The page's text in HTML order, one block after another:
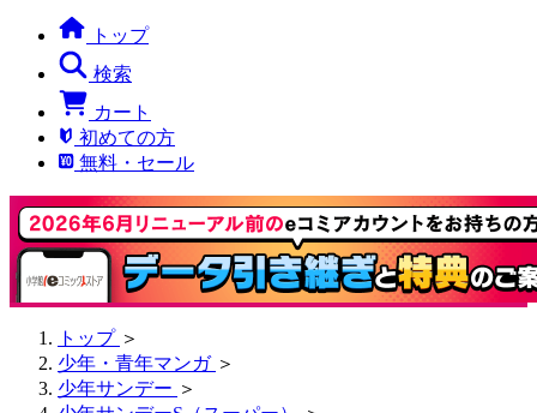
トップ
検索
カート
初めての方
無料・セール
トップ ＞
少年・青年マンガ ＞
少年サンデー ＞